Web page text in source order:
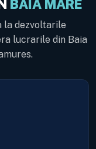
BAIA MARE
la dezvoltarile
lucrarile din Baia